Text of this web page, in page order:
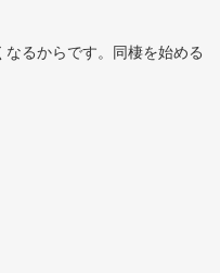
るからです。同棲を始める